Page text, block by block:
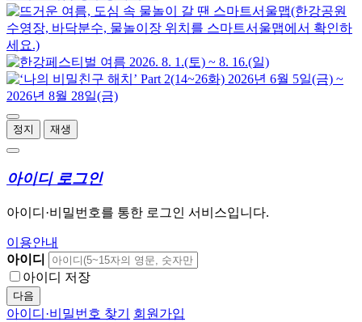
정지 재생
아이디 로그인
아이디·비밀번호를 통한 로그인 서비스입니다.
이용안내
아이디
아이디 저장
다음
아이디·비밀번호 찾기 회원가입